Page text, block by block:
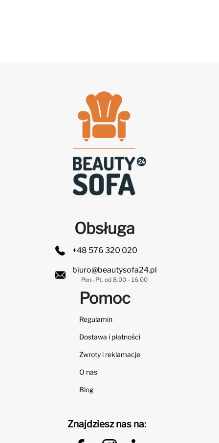
Obsługa
+48 576 320 020
biuro@beautysofa24.pl
Pon.-Pt. od 8.00 - 16.00
Pomoc
Regulamin
Dostawa i płatności
Zwroty i reklamacje
O nas
Blog
Znajdziesz nas na: